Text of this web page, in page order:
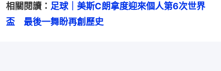
相關閱讀： 足球｜美斯C朗拿度迎來個人第6次世界
盃　最後一舞盼再創歷史